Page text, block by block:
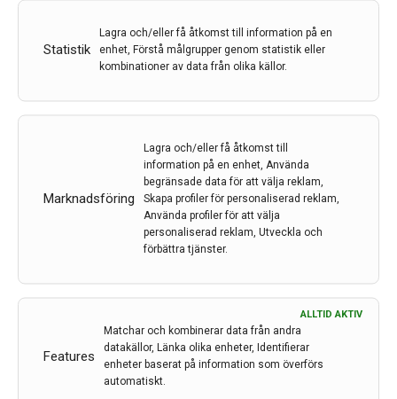
Statistik
Lagra och/eller få åtkomst till information på en
enhet, Förstå målgrupper genom statistik eller
kombinationer av data från olika källor.
Marknadsföring
Lagra och/eller få åtkomst till
information på en enhet, Använda
begränsade data för att välja reklam,
Skapa profiler för personaliserad reklam,
Använda profiler för att välja
personaliserad reklam, Utveckla och
förbättra tjänster.
Features
ALLTID AKTIV
Matchar och kombinerar data från andra
datakällor, Länka olika enheter, Identifierar
enheter baserat på information som överförs
automatiskt.
Patienter med långvarig smärta, utmattningssyndrom
och den neurologiska sjukdomen ME/CFS kommer
Bättre vård för personer med
funktionsnedsättningar
Etiketter: primärvård, Region Stockholm, varaktig
funktionsnedsättning